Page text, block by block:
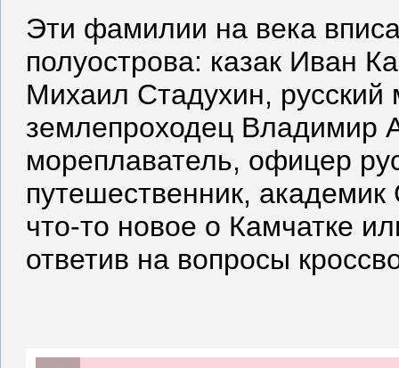
Эти фамилии на века
полуострова: казак Иван
Михаил Стадухин,
землепроходец Владимир
мореплаватель, офицер
путешественник,
что-то новое о Камчатке
ответив на вопросы